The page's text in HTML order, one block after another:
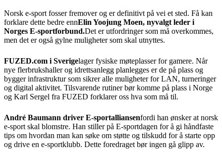
Norsk e-sport fosser fremover og er definitivt på vei et sted. Få kan
forklare dette bedre ennElin Yoojung Moen, nyvalgt leder i
Norges E-sportforbund.Det er utfordringer som må overkommes,
men det er også gylne muligheter som skal utnyttes.
FUZED.com i Sverigelager fysiske møteplasser for gamere. Når
nye flerbrukshaller og idrettsanlegg planlegges er de på plass og
bygger infrastruktur som sikrer alle muligheter for LAN, turneringer
og digital aktivitet. Tilsvarende rutiner bør komme på plass i Norge
og Karl Sergel fra FUZED forklarer oss hva som må til.
André Baumann driver E-sportalliansenfordi han ønsker at norsk
e-sport skal blomstre. Han stiller på E-sportdagen for å gi håndfaste
tips om hvordan man kan søke om støtte og tilskudd for å starte opp
og drive en e-sportklubb. Dette foredraget bør ingen gå glipp av.